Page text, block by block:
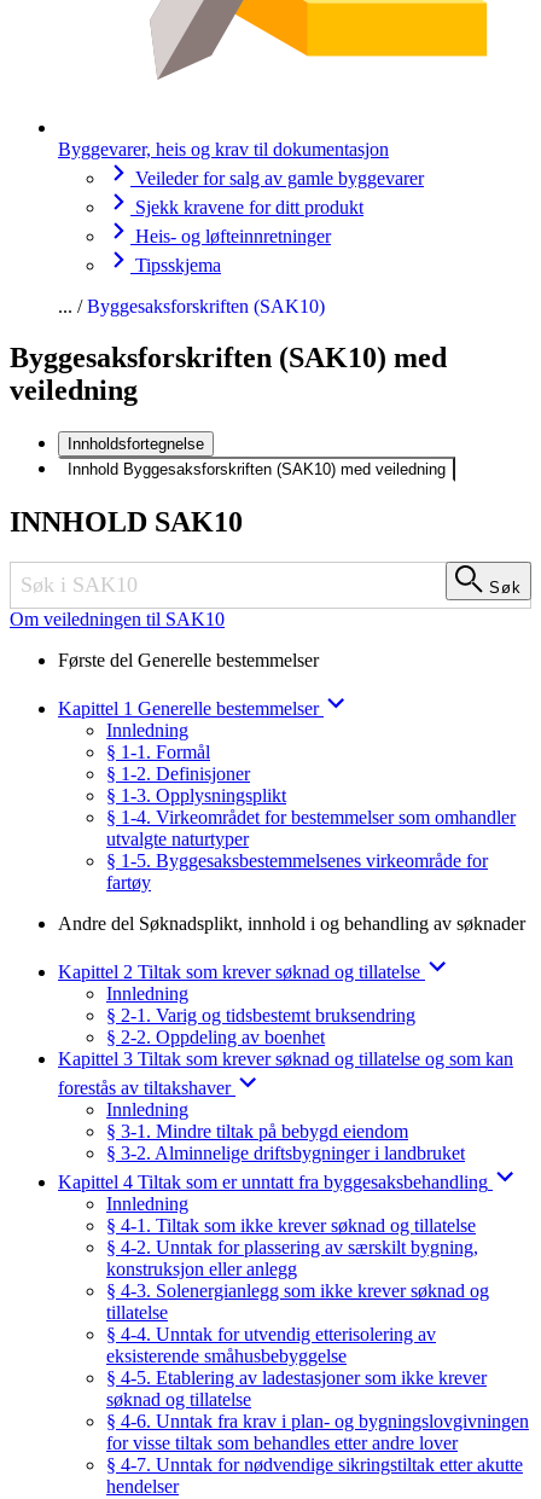
Byggevarer, heis og krav til dokumentasjon
Veileder for salg av gamle byggevarer
Sjekk kravene for ditt produkt
Heis- og løfteinnretninger
Tipsskjema
Byggesaksforskriften (SAK10)
Byggesaksforskriften (SAK10) med
veiledning
Innholdsfortegnelse
Innhold Byggesaksforskriften (SAK10) med veiledning
INNHOLD SAK10
Søk
Om veiledningen til SAK10
Første del Generelle bestemmelser
Kapittel 1 Generelle bestemmelser
Innledning
§ 1-1. Formål
§ 1-2. Definisjoner
§ 1-3. Opplysningsplikt
§ 1-4. Virkeområdet for bestemmelser som omhandler
utvalgte naturtyper
§ 1-5. Byggesaksbestemmelsenes virkeområde for
fartøy
Andre del Søknadsplikt, innhold i og behandling av søknader
Kapittel 2 Tiltak som krever søknad og tillatelse
Innledning
§ 2-1. Varig og tidsbestemt bruksendring
§ 2-2. Oppdeling av boenhet
Kapittel 3 Tiltak som krever søknad og tillatelse og som kan
forestås av tiltakshaver
Innledning
§ 3-1. Mindre tiltak på bebygd eiendom
§ 3-2. Alminnelige driftsbygninger i landbruket
Kapittel 4 Tiltak som er unntatt fra byggesaksbehandling
Innledning
§ 4-1. Tiltak som ikke krever søknad og tillatelse
§ 4-2. Unntak for plassering av særskilt bygning,
konstruksjon eller anlegg
§ 4-3. Solenergianlegg som ikke krever søknad og
tillatelse
§ 4-4. Unntak for utvendig etterisolering av
eksisterende småhusbebyggelse
§ 4-5. Etablering av ladestasjoner som ikke krever
søknad og tillatelse
§ 4-6. Unntak fra krav i plan- og bygningslovgivningen
for visse tiltak som behandles etter andre lover
§ 4-7. Unntak for nødvendige sikringstiltak etter akutte
hendelser